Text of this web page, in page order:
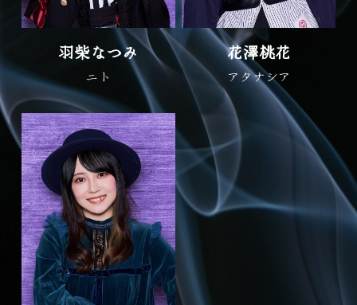
羽柴なつみ
ニト
花澤桃花
アタナシア